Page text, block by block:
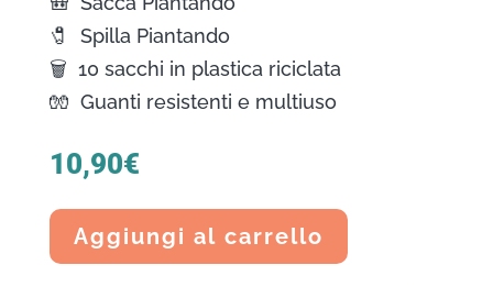
🧷 Spilla Piantando
🗑️ 10 sacchi in plastica riciclata
🧤 Guanti resistenti e multiuso
10,90€
Aggiungi al carrello